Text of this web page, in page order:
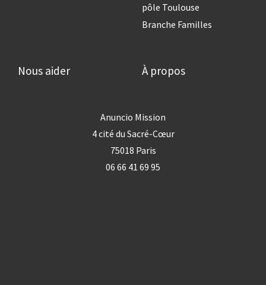
pôle Toulouse
Branche Familles
Nous aider À propos
Anuncio Mission
4 cité du Sacré-Cœur
75018 Paris
06 66 41 69 95